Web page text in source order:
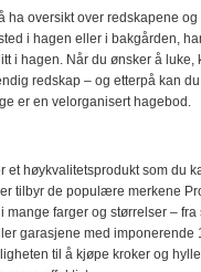
ha oversikt over redskapene
i hagen eller i bakgården,
i hagen. Når du ønsker å luke,
redskap – og etterpå kan du
er en velorganisert hagebod.
høykvalitetsprodukt som du
tilbyr de populære merkene
farger og størrelser –
garasjene med imponerende
til å kjøpe kroker og